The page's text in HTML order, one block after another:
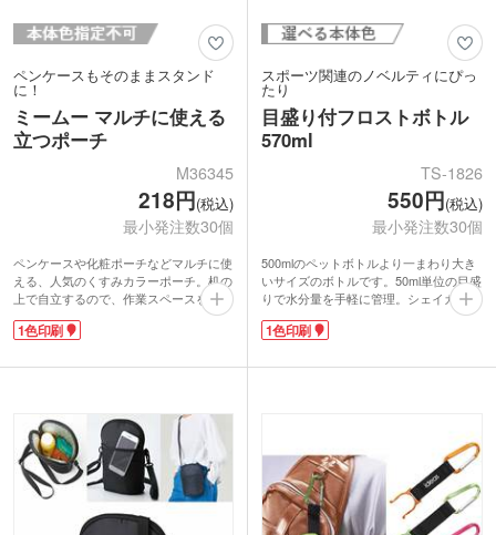
ペンケースもそのままスタンド
に！
ミームー マルチに使える
立つポーチ
M36345
218円(税込)
最小発注数30個
ペンケースや化粧ポーチなどマルチに使
える、人気のくすみカラーポーチ。机の
上で自立するので、作業スペースを広く
確保することができます。ファスナー部
分を折り返せば、取りたいものが見つけ
ョン性のあるイソプレンゴム素材。電子
1色ロゴ印刷ができ、名入れ部分が見え
るパッケージで販促効果も抜群です。コ
スメショップのノベルティや、学習塾の
入会特典にもおすすめです。
1色印刷
スポーツ関連のノベルティにぴっ
たり
目盛り付フロストボトル
570ml
TS-1826
550円(税込)
最小発注数30個
500mlのペットボトルより一まわり大き
いサイズのボトルです。50ml単位の目盛
りで水分量を手軽に管理。シェイカー等
の分量目安としても使用可能です。色は
クリア、ピンク、ブルー、グリーンの淡
イントまたは大きなサイズでの名入れが
雑貨店やアパレルでのノベルティなどに
もオススメです。
1色印刷